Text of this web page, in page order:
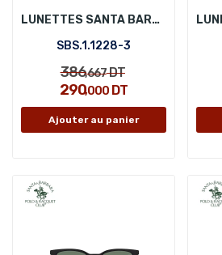
LUNETTES SANTA BARBARA POLO SBS.1.1228-3
SBS.1.1228-3
386,667DT
290,000DT
Ajouter au panier